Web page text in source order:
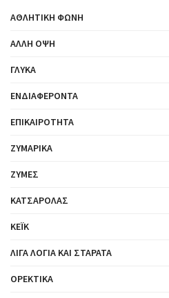
ΑΘΛΗΤΙΚΉ ΦΩΝΉ
ΆΛΛΗ ΌΨΗ
ΓΛΥΚΆ
ΕΝΔΙΑΦΈΡΟΝΤΑ
ΕΠΙΚΑΙΡΌΤΗΤΑ
ΖΥΜΑΡΙΚΆ
ΖΎΜΕΣ
ΚΑΤΣΑΡΌΛΑΣ
ΚΈΙΚ
ΛΊΓΑ ΛΌΓΙΑ ΚΑΙ ΣΤΑΡΆΤΑ
ΟΡΕΚΤΙΚΆ